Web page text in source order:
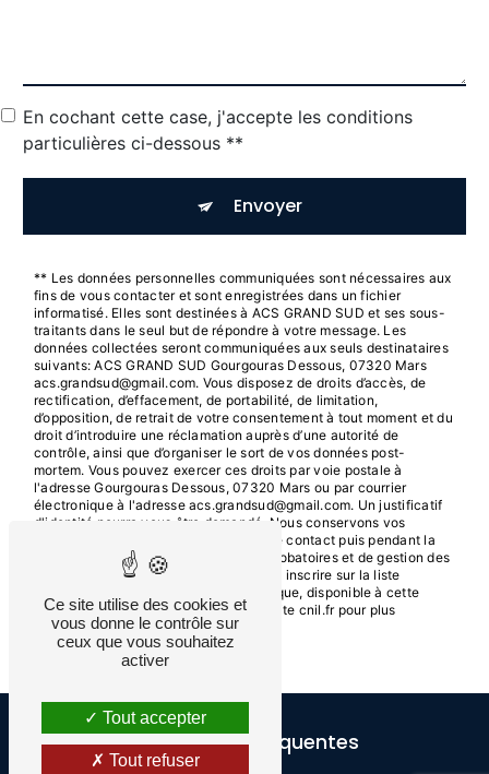
En cochant cette case, j'accepte les conditions
particulières ci-dessous **
Envoyer
** Les données personnelles communiquées sont nécessaires aux
fins de vous contacter et sont enregistrées dans un fichier
informatisé. Elles sont destinées à ACS GRAND SUD et ses sous-
traitants dans le seul but de répondre à votre message. Les
données collectées seront communiquées aux seuls destinataires
suivants: ACS GRAND SUD Gourgouras Dessous, 07320 Mars
acs.grandsud@gmail.com. Vous disposez de droits d’accès, de
rectification, d’effacement, de portabilité, de limitation,
d’opposition, de retrait de votre consentement à tout moment et du
droit d’introduire une réclamation auprès d’une autorité de
contrôle, ainsi que d’organiser le sort de vos données post-
mortem. Vous pouvez exercer ces droits par voie postale à
l'adresse Gourgouras Dessous, 07320 Mars ou par courrier
électronique à l'adresse acs.grandsud@gmail.com. Un justificatif
d'identité pourra vous être demandé. Nous conservons vos
données pendant la période de prise de contact puis pendant la
durée de prescription légale aux fins probatoires et de gestion des
contentieux. Vous avez le droit de vous inscrire sur la liste
d'opposition au démarchage téléphonique, disponible à cette
adresse:Bloctel.gouv.fr. Consultez le site cnil.fr pour plus
d’informations sur vos droits.
Recherches fréquentes
Ce site utilise des cookies et
vous donne le contrôle sur
ceux que vous souhaitez
activer
Tout accepter
Tout refuser